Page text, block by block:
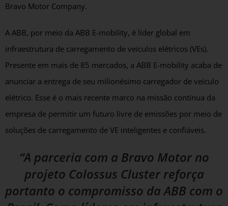
Bravo Motor Company.
A ABB, por meio da ABB E-mobility, é líder global em
infraestrutura de carregamento de veículos elétricos (VEs).
Presente em mais de 85 mercados, a ABB E-mobility acaba de
anunciar a entrega de seu milionésimo carregador de veículo
elétrico. Esse é o mais recente marco na missão contínua da
empresa de permitir um futuro livre de emissões por meio de
soluções de carregamento de VE inteligentes e confiáveis.
“A parceria com a Bravo Motor no
projeto Colossus Cluster reforça
portanto o compromisso da ABB com o